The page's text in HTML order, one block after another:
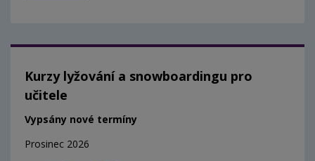
Kurzy lyžování a snowboardingu pro
učitele
Vypsány nové termíny
Prosinec 2026